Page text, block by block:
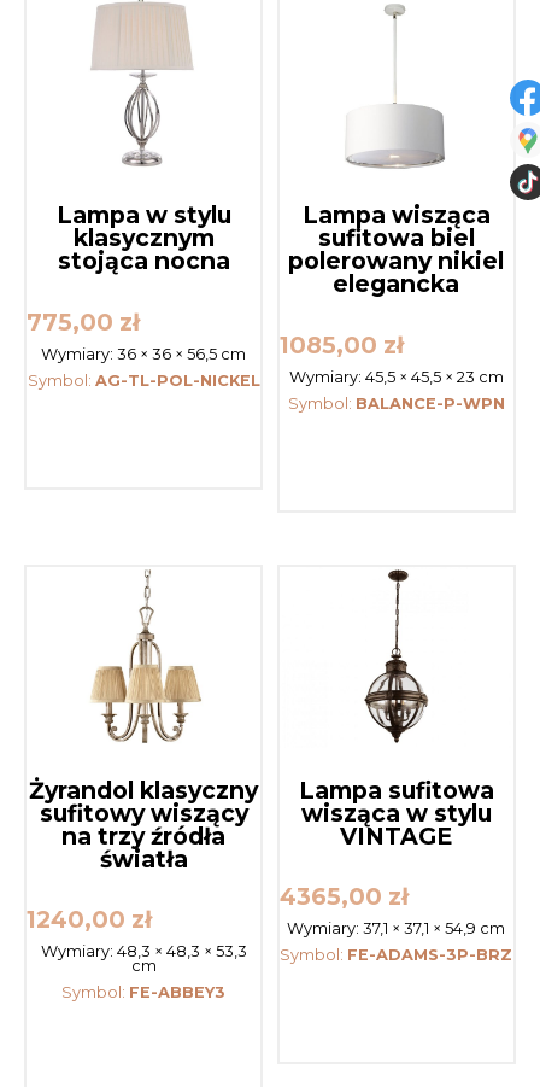
Lampa w stylu
klasycznym
stojąca nocna
775,00 zł
Wymiary:36 × 36 × 56,5 cm
Symbol: AG-TL-POL-NICKEL
Lampa wisząca
sufitowa biel
polerowany nikiel
elegancka
1085,00 zł
Wymiary: 45,5 × 45,5 × 23 cm
Symbol: BALANCE-P-WPN
Żyrandol klasyczny
sufitowy wiszący
na trzy źródła
światła
1240,00 zł
Wymiary: 48,3 × 48,3 × 53,3
cm
Symbol: FE-ABBEY3
Lampa sufitowa
wisząca w stylu
VINTAGE
4365,00 zł
Wymiary:37,1 × 37,1 × 54,9 cm
Symbol: FE-ADAMS-3P-BRZ